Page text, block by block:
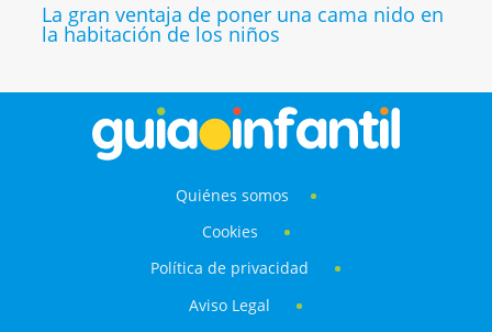
La gran ventaja de poner una cama nido en
la habitación de los niños
Quiénes somos
Cookies
Política de privacidad
Aviso Legal